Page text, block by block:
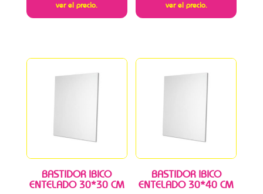
ver el precio.
ver el precio.
BASTIDOR IBICO
ENTELADO 30*30 CM
BASTIDOR IBICO
ENTELADO 30*40 CM